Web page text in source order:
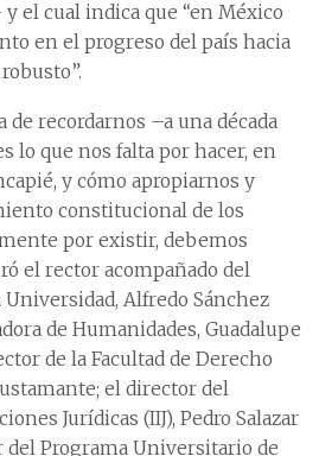
el cual indica que “en México
en el progreso del país hacia
recordarnos –a una década
lo que nos falta por hacer, en
y cómo apropiarnos y
constitucional de los
por existir, debemos
el rector acompañado del
Alfredo Sánchez
de Humanidades, Guadalupe
de la Facultad de Derecho
el director del
Jurídicas (IIJ), Pedro Salazar
del Programa Universitario de